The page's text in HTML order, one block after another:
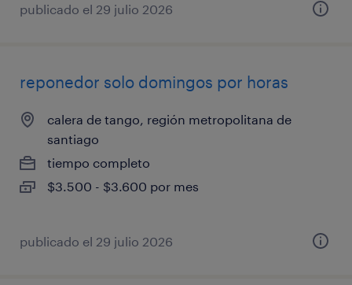
publicado el 29 julio 2026
reponedor solo domingos por horas
calera de tango, región metropolitana de
santiago
tiempo completo
$3.500 - $3.600 por mes
publicado el 29 julio 2026